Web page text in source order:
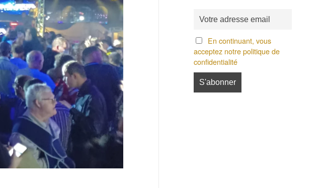
En continuant, vous
acceptez notre politique de
confidentialité